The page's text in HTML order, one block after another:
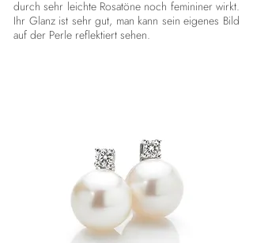
durch sehr leichte Rosatöne noch femininer wirkt.
Ihr Glanz ist sehr gut, man kann sein eigenes Bild
auf der Perle reflektiert sehen.